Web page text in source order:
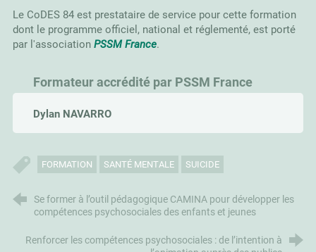
Le CoDES 84 est prestataire de service pour cette formation
dont le programme officiel, national et réglementé, est porté
par l'association PSSM France.
Formateur accrédité par PSSM France
Dylan NAVARRO
FORMATION SANTÉ MENTALE SUICIDE
Se former à l’outil pédagogique CAMINA pour développer les
compétences psychosociales des enfants et jeunes
Renforcer les compétences psychosociales : de l’intention à